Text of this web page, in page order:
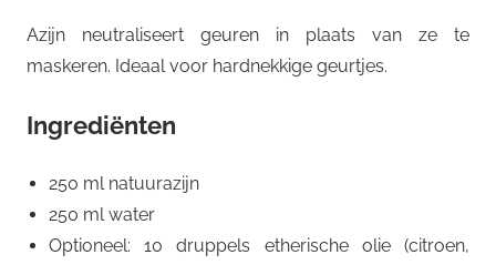
Azijn neutraliseert geuren in plaats van ze te
maskeren. Ideaal voor hardnekkige geurtjes.
Ingrediënten
250 ml natuurazijn
250 ml water
Optioneel: 10 druppels etherische olie (citroen,